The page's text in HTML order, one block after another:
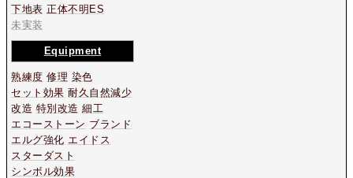
下地表 正体不明ES
未実装
Equipment
熟練度 修理 染色
セット効果 耐久自然減少
改造 特別改造 細工
エコーストーン ブランド
エルグ強化 エイドス
スターダスト
シンボル効果